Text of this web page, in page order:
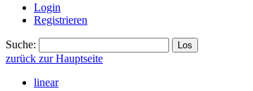
Login
Registrieren
Suche:
zurück zur Hauptseite
linear